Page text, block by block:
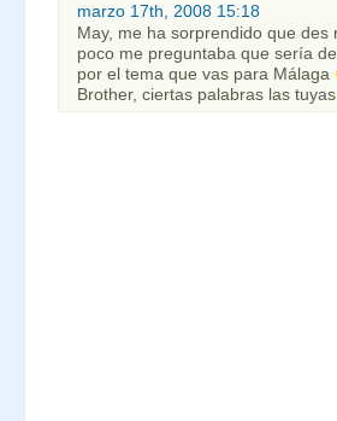
marzo 17th, 2008 15:18
May, me ha sorprendido que
poco me preguntaba que sería
por el tema que vas para Málaga
Brother, ciertas palabras las tuyas